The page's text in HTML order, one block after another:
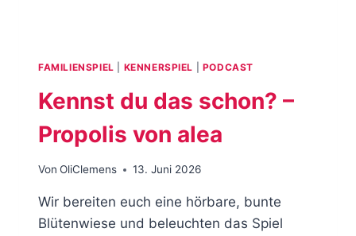
FAMILIENSPIEL KENNERSPIEL PODCAST
Kennst du das schon? –
Propolis von alea
Von OliClemens 13. Juni 2026
Wir bereiten euch eine hörbare, bunte
Blütenwiese und beleuchten das Spiel